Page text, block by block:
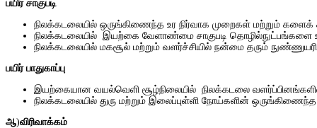
பயிர் சாகுபடி
நிலக்கடலையில் ஒருங்கிணைந்த உர நிர்வாக முறைகள் மற்றும் களைக்
நிலக்கடலையில் இயற்கை வேளாண்மை சாகுபடி தொழில்நுட்பங்களை
நிலக்கடலையில் மகசூல் மற்றும் வளர்ச்சியில் நன்மை தரும்
பயிர் பாதுகாப்பு
இயற்கையான வயல்வெளி சூழ்நிலையில் நிலக்கடலை
நிலக்கடலையில் துரு மற்றும் இலைப்புள்ளி நோய்களின்
ஆ)விரிவாக்கம்